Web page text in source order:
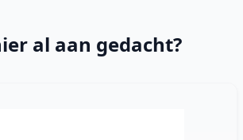
al aan gedacht?